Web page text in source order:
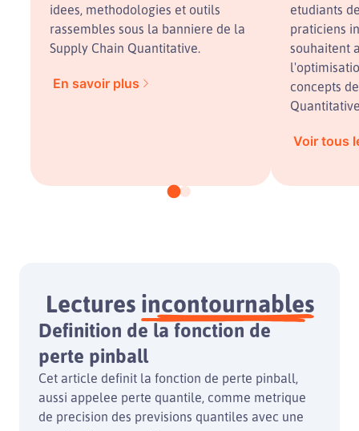
idees, methodologies et outils
rassembles sous la banniere de la
Supply Chain Quantitative.
En savoir plus
etudiants
praticiens
souhaitent
concepts
Voir tous
Lectures incontournables
Definition de la fonction de
perte pinball
Cet article definit la fonction de perte pinball,
aussi appelee perte quantile, comme metrique
de precision des previsions quantiles avec une